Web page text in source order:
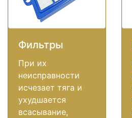
Фильтры
При их
неисправности
исчезает тяга и
ухудшается
всасывание,